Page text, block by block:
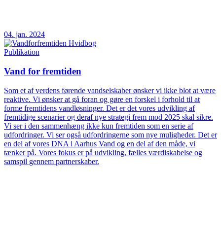
04. jan. 2024
Publikation
Vand for fremtiden
Som et af verdens førende vandselskaber ønsker vi ikke blot at være
reaktive. Vi ønsker at gå foran og gøre en forskel i forhold til at
forme fremtidens vandløsninger. Det er det vores udvikling af
fremtidige scenarier og deraf nye strategi frem mod 2025 skal sikre.
Vi ser i den sammenhæng ikke kun fremtiden som en serie af
udfordringer. Vi ser også udfordringerne som nye muligheder. Det er
en del af vores DNA i Aarhus Vand og en del af den måde, vi
tænker på. Vores fokus er på udvikling, fælles værdiskabelse og
samspil gennem partnerskaber.